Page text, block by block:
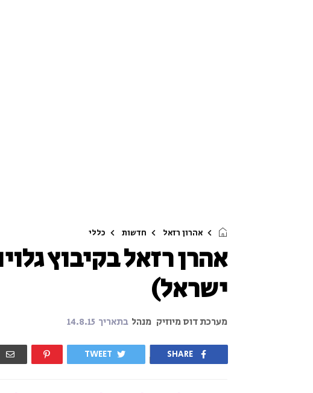
אהרון רזאל חדשות כללי
אהרן רזאל בקיבוץ
ישראל)
מערכת דוס מיוזיק מנהל בתאריך 14.8.15
SHARE
TWEET